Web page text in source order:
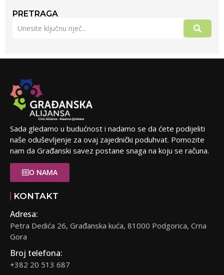
PRETRAGA
Sada gledamo u budućnost i nadamo se da ćete podijeliti
naše oduševljenje za ovaj zajednički poduhvat. Pomozite
nam da Građanski savez postane snaga na koju se računa.
O NAMA
KONTAKT
Adresa:
Petra Dedića 26, Građanska kuća, 81000 Podgorica, Crna
Gora
Broj telefona:
+382 20 513 687